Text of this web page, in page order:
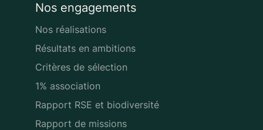
Nos engagements
Nos réalisations
Résultats en ambitions
Critères de sélection
1% association
Rapport RSE et biodiversité
Rapport de missions